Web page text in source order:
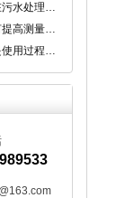
污水处理…
提高测量…
使用过程…